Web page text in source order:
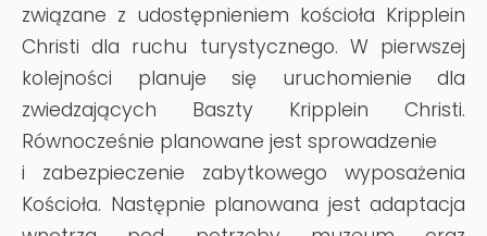
związane z udostępnieniem kościoła Kripplein
Christi dla ruchu turystycznego. W pierwszej
kolejności planuje się uruchomienie dla
zwiedzających Baszty Kripplein Christi.
Równocześnie planowane jest sprowadzenie
i zabezpieczenie zabytkowego wyposażenia
Kościoła. Następnie planowana jest adaptacja